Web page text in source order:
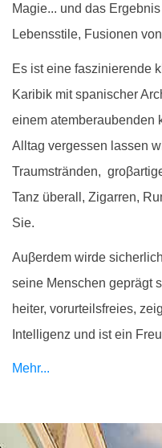
Magie... und das
Lebensstile, Fusionen
Es ist eine faszinierende
Karibik mit spanischer
einem atemberaubenden
Alltag vergessen lassen
Traumstränden,
Tanz überall, Zigarren,
Sie.
Auβerdem wirde
seine Menschen geprägt
heiter, vorurteilsfreies,
Intelligenz und ist ein
Mehr...